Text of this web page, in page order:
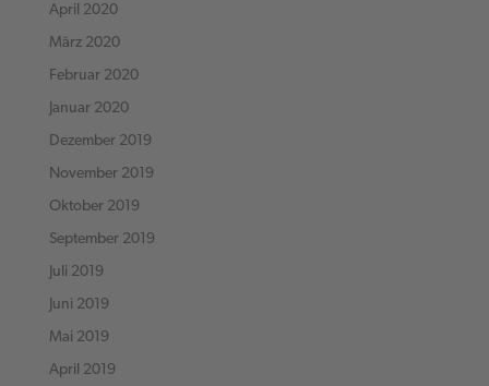
April 2020
März 2020
Februar 2020
Januar 2020
Dezember 2019
November 2019
Oktober 2019
September 2019
Juli 2019
Juni 2019
Mai 2019
April 2019